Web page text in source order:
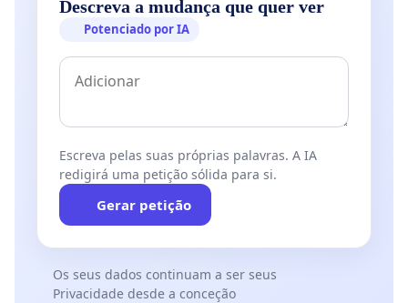
Descreva a mudança que quer ver
Potenciado por IA
Escreva pelas suas próprias palavras. A IA
redigirá uma petição sólida para si.
Gerar petição
Os seus dados continuam a ser seus
Privacidade desde a conceção